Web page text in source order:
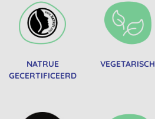
NATRUE
GECERTIFICEERD
VEGETARISCH